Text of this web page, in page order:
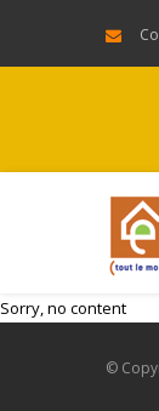
Sorry, no content
©